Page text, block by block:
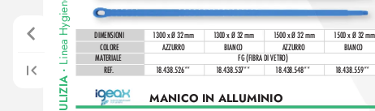
MANICO IN ALLUMINIO
DIMENSIONI 1300 x Ø 32 mm 1300 x Ø 32 mm 1500 x Ø 32 mm 1500 x Ø 32 mm
COLORE
AZZURRO BIANCO AZZURRO
BIANCO
MATERIALE
FG (FIBRA DI VETRO)
REF. 18.438.526** 18.438.537** 18.438.548** 18.438.559**
•